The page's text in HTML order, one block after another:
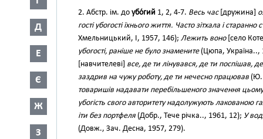
Д
Е
Є
Ж
З
2. Абстр. ім. до убо́гий 1, 2, 4-7. Весь час[дружина]
гості убогості їхнього життя. Часто зітхала і
Хмельницький, І, 1957, 146); Лежить воно[село
убогості, раніше не було знамените(Цюпа, Україна..,
[навчителеві] все, де ти лінувався, де ти поспішав,
заздрив на чужу роботу, де ти нечесно працював (Ю.
товаришів надавати перебільшеного значення
убогість свого авторитету надолужують лакованою
іти без портфеля (Добр., Тече річка.., 1961, 12); У
(Довж., Зач. Десна, 1957, 279).